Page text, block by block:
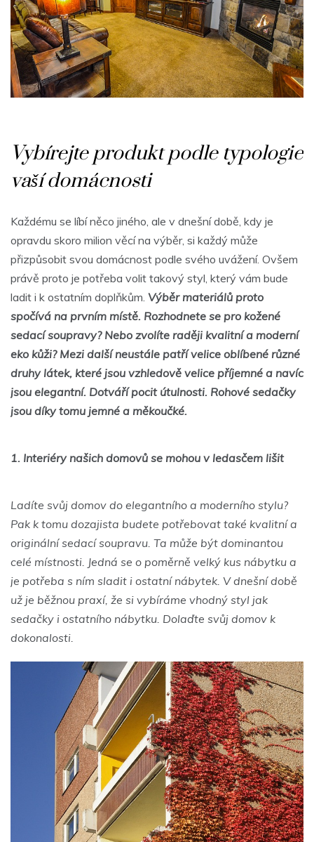
Vybírejte produkt podle typologie
vaší domácnosti
Každému se líbí něco jiného, ale v dnešní době, kdy je
opravdu skoro milion věcí na výběr, si každý může
přizpůsobit svou domácnost podle svého uvážení. Ovšem
právě proto je potřeba volit takový styl, který vám bude
ladit i k ostatním doplňkům. Výběr materiálů proto
spočívá na prvním místě. Rozhodnete se pro kožené
sedací soupravy? Nebo zvolíte raději kvalitní a moderní
eko kůži? Mezi další neustále patří velice oblíbené různé
druhy látek, které jsou vzhledově velice příjemné a navíc
jsou elegantní. Dotváří pocit útulnosti. Rohové sedačky
jsou díky tomu jemné a měkoučké.
1. Interiéry našich domovů se mohou v ledasčem lišit
Ladíte svůj domov do elegantního a moderního stylu?
Pak k tomu dozajista budete potřebovat také kvalitní a
originální sedací soupravu. Ta může být dominantou
celé místnosti. Jedná se o poměrně velký kus nábytku a
je potřeba s ním sladit i ostatní nábytek. V dnešní době
už je běžnou praxí, že si vybíráme vhodný styl jak
sedačky i ostatního nábytku. Dolaďte svůj domov k
dokonalosti.